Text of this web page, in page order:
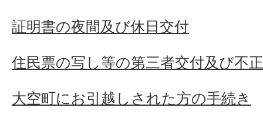
証明書の夜間及び休日交付
住民票の写し等の第三者交付及び不
大空町にお引越しされた方の手続き